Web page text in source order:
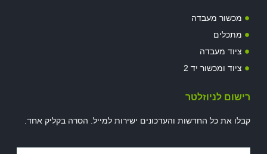
מכשור מעבדה
מתכלים
ציוד מעבדה
ציוד ומכשור יד 2
רישום לניוזלטר
קבלו את כל החדשות והעדכונים ישירות למייל. הסרה בקליק אחד.